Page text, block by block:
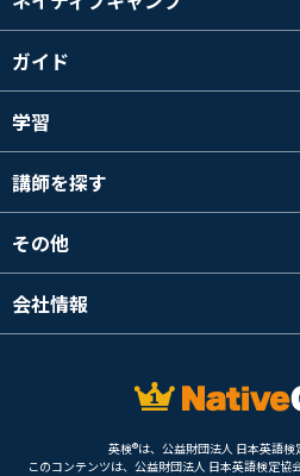
ガイド
学習
講師を探す
その他
会社情報
英検®は、公益財団法人 日本英語検
このコンテンツは、公益財団法人 日本英語検定